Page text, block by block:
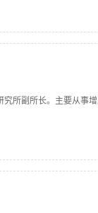
所副所长。主要从事